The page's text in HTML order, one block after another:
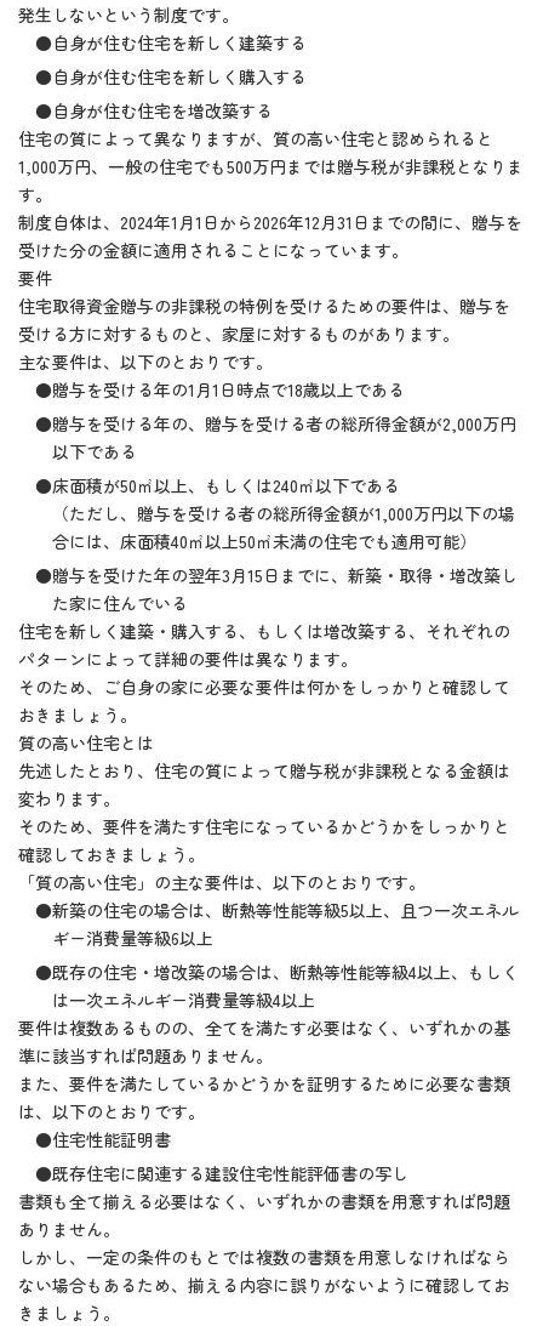
発生しないという制度です。
●自身が住む住宅を新しく建築する
●自身が住む住宅を新しく購入する
●自身が住む住宅を増改築する
住宅の質によって異なりますが、質の高い住宅と認められると
1,000万円、一般の住宅でも500万円までは贈与税が非課税となりま
す。
制度自体は、2024年1月1日から2026年12月31日までの間に、贈与を
受けた分の金額に適用されることになっています。
要件
住宅取得資金贈与の非課税の特例を受けるための要件は、贈与を
受ける方に対するものと、家屋に対するものがあります。
主な要件は、以下のとおりです。
●贈与を受ける年の1月1日時点で18歳以上である
●贈与を受ける年の、贈与を受ける者の総所得金額が2,000万円
以下である
●床面積が50㎡以上、もしくは240㎡以下である
（ただし、贈与を受ける者の総所得金額が1,000万円以下の場
合には、床面積40㎡以上50㎡未満の住宅でも適用可能）
●贈与を受けた年の翌年3月15日までに、新築・取得・増改築し
た家に住んでいる
住宅を新しく建築・購入する、もしくは増改築する、それぞれの
パターンによって詳細の要件は異なります。
そのため、ご自身の家に必要な要件は何かをしっかりと確認して
おきましょう。
質の高い住宅とは
先述したとおり、住宅の質によって贈与税が非課税となる金額は
変わります。
そのため、要件を満たす住宅になっているかどうかをしっかりと
確認しておきましょう。
「質の高い住宅」の主な要件は、以下のとおりです。
●新築の住宅の場合は、断熱等性能等級5以上、且つ一次エネル
ギー消費量等級6以上
●既存の住宅・増改築の場合は、断熱等性能等級4以上、もしく
は一次エネルギー消費量等級4以上
要件は複数あるものの、全てを満たす必要はなく、いずれかの基
準に該当すれば問題ありません。
また、要件を満たしているかどうかを証明するために必要な書類
は、以下のとおりです。
●住宅性能証明書
●既存住宅に関連する建設住宅性能評価書の写し
書類も全て揃える必要はなく、いずれかの書類を用意すれば問題
ありません。
しかし、一定の条件のもとでは複数の書類を用意しなければなら
ない場合もあるため、揃える内容に誤りがないように確認してお
きましょう。